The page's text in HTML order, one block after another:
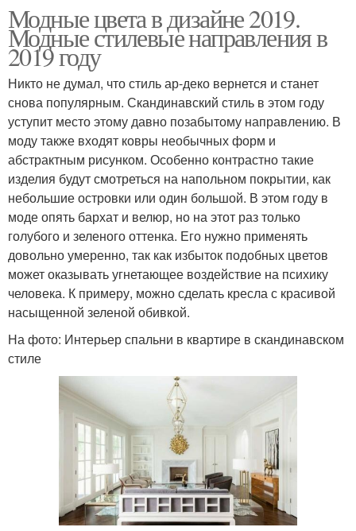
Модные цвета в дизайне 2019.
Модные стилевые направления в
2019 году
Никто не думал, что стиль ар-деко вернется и станет
снова популярным. Скандинавский стиль в этом году
уступит место этому давно позабытому направлению. В
моду также входят ковры необычных форм и
абстрактным рисунком. Особенно контрастно такие
изделия будут смотреться на напольном покрытии, как
небольшие островки или один большой. В этом году в
моде опять бархат и велюр, но на этот раз только
голубого и зеленого оттенка. Его нужно применять
довольно умеренно, так как избыток подобных цветов
может оказывать угнетающее воздействие на психику
человека. К примеру, можно сделать кресла с красивой
насыщенной зеленой обивкой.
На фото: Интерьер спальни в квартире в скандинавском
стиле